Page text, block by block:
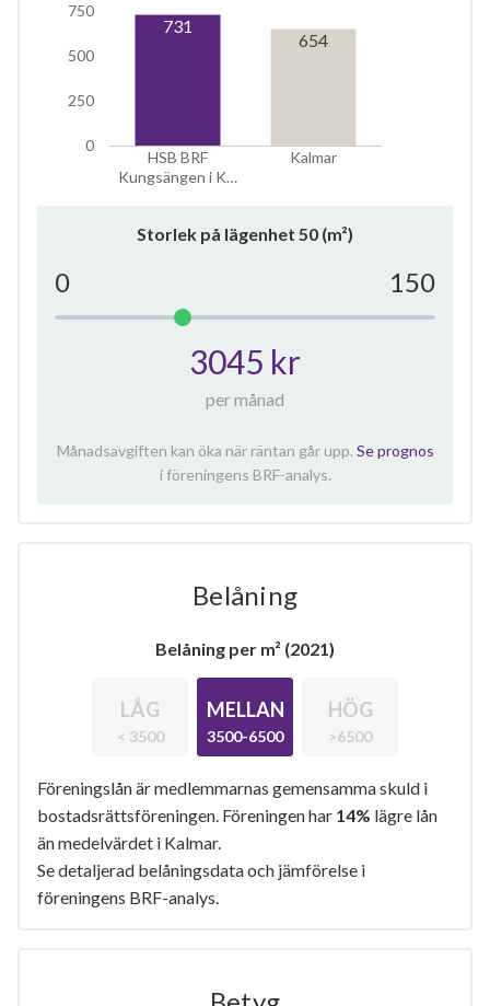
HSB BRF
Kungsängen i K…
Kalmar
0
250
500
750
731
654
Storlek på lägenhet 50 (m²)
0 150
3045 kr
per månad
Månadsavgiften kan öka när räntan går upp. Se prognos
i föreningens BRF-analys.
Belåning
Belåning per m² (2021)
LÅG
< 3500
MELLAN
3500-6500
HÖG
>6500
Föreningslån är medlemmarnas gemensamma skuld i
bostadsrättsföreningen. Föreningen har 14% lägre lån
än medelvärdet i Kalmar.
Se detaljerad belåningsdata och jämförelse i
föreningens BRF-analys.